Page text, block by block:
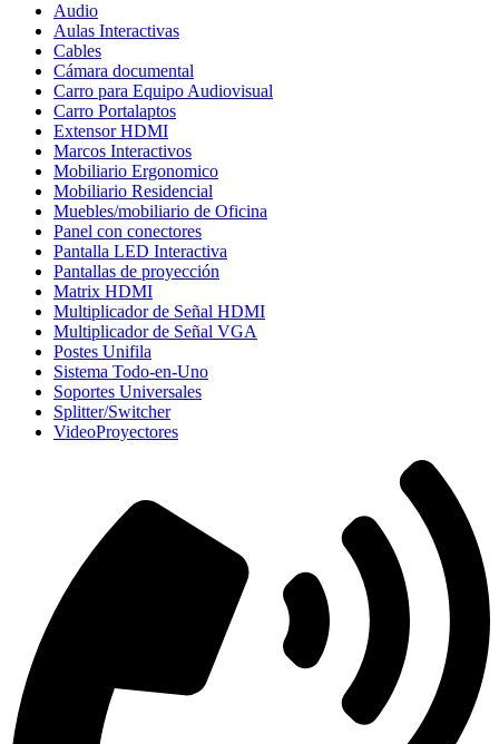
Audio
Aulas Interactivas
Cables
Cámara documental
Carro para Equipo Audiovisual
Carro Portalaptos
Extensor HDMI
Marcos Interactivos
Mobiliario Ergonomico
Mobiliario Residencial
Muebles/mobiliario de Oficina
Panel con conectores
Pantalla LED Interactiva
Pantallas de proyección
Matrix HDMI
Multiplicador de Señal HDMI
Multiplicador de Señal VGA
Postes Unifila
Sistema Todo-en-Uno
Soportes Universales
Splitter/Switcher
VideoProyectores